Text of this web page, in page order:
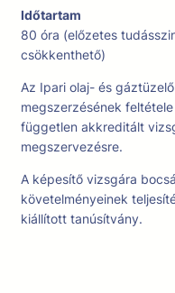
Időtartam
80 óra (előzetes
csökkenthető)
Az Ipari olaj- és
megszerzésének
független akkreditált
megszervezésre.
A képesítő vizsgára
követelményeinek
kiállított tanúsítvány.